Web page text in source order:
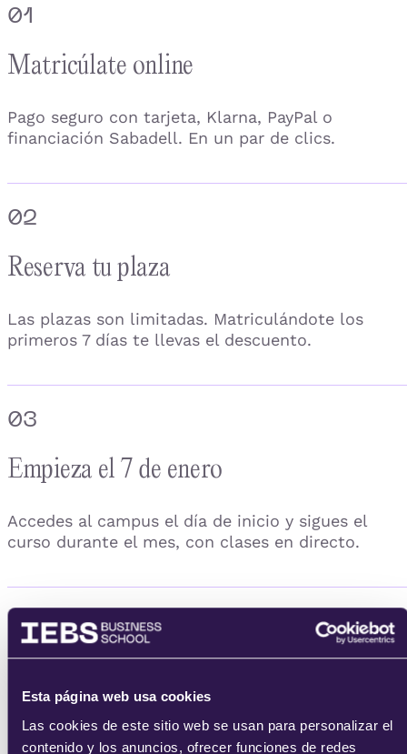
Esta página web usa cookies
Las cookies de este sitio web se usan para personalizar el
contenido y los anuncios, ofrecer funciones de redes
01
Matricúlate online
Pago seguro con tarjeta, Klarna, PayPal o
financiación Sabadell. En un par de clics.
02
Reserva tu plaza
Las plazas son limitadas. Matriculándote los
primeros 7 días te llevas el descuento.
03
Empieza el 7 de enero
Accedes al campus el día de inicio y sigues el
curso durante el mes, con clases en directo.
04
Completas las prácticas y obtienes tu certificado
acreditativo de IEBS.